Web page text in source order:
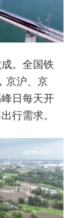
。全国铁
京沪、京
日每天开
行需求。